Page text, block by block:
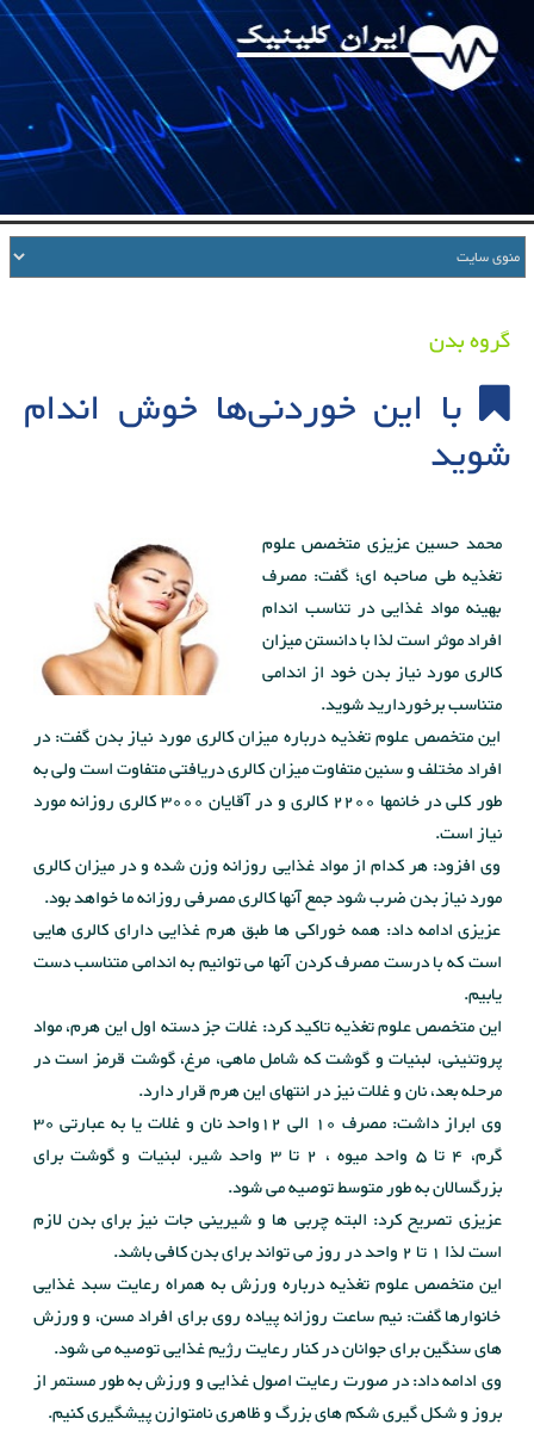
گروه بدن
با این خوردنی‌ها خوش اندام
شوید
محمد حسین عزیزی متخصص علوم
تغذیه طی صاحبه ای؛ گفت: مصرف
بهینه مواد غذایی در تناسب اندام
افراد موثر است لذا با دانستن میزان
کالری مورد نیاز بدن خود از اندامی
متناسب برخوردارید شوید.
این متخصص علوم تغذیه درباره میزان کالری مورد نیاز بدن گفت: در
افراد مختلف و سنین متفاوت میزان کالری دریافتی متفاوت است ولی به
طور کلی در خانمها 2200 کالری و در آقایان 3000 کالری روزانه مورد
نیاز است.
وی افزود: هر کدام از مواد غذایی روزانه وزن شده و در میزان کالری
مورد نیاز بدن ضرب شود جمع آنها کالری مصرفی روزانه ما خواهد بود.
عزیزی ادامه داد: همه خوراکی ها طبق هرم غذایی دارای کالری هایی
است که با درست مصرف کردن آنها می توانیم به اندامی متناسب دست
یابیم.
این متخصص علوم تغذیه تاکید کرد: غلات جز دسته اول این هرم، مواد
پروتئینی، لبنیات و گوشت که شامل ماهی، مرغ، گوشت قرمز است در
مرحله بعد، نان و غلات نیز در انتهای این هرم قرار دارد.
وی ابراز داشت: مصرف 10 الی 12واحد نان و غلات یا به عبارتی 30
گرم، 4 تا 5 واحد میوه ، 2 تا 3 واحد شیر، لبنیات و گوشت برای
بزرگسالان به طور متوسط توصیه می شود.
عزیزی تصریح کرد: البته چربی ها و شیرینی جات نیز برای بدن لازم
است لذا 1 تا 2 واحد در روز می تواند برای بدن کافی باشد.
این متخصص علوم تغذیه درباره ورزش به همراه رعایت سبد غذایی
خانوارها گفت: نیم ساعت روزانه پیاده روی برای افراد مسن، و ورزش
های سنگین برای جوانان در کنار رعایت رژیم غذایی توصیه می شود.
وی ادامه داد: در صورت رعایت اصول غذایی و ورزش به طور مستمر از
بروز و شکل گیری شکم های بزرگ و ظاهری نامتوازن پیشگیری کنیم.